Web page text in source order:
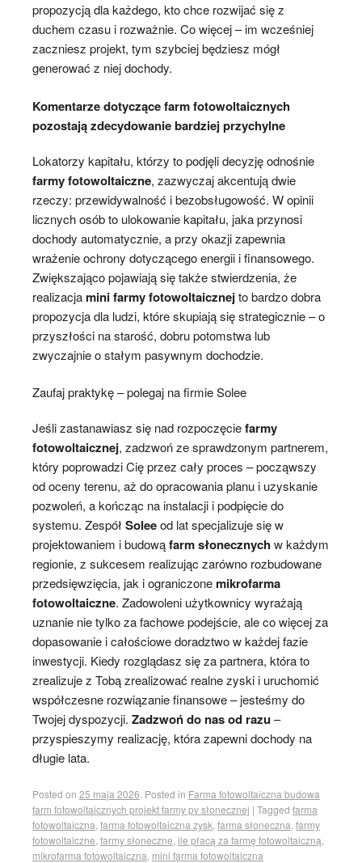
propozycją dla każdego, kto chce rozwijać się z
duchem czasu i rozważnie. Co więcej – im wcześniej
zaczniesz projekt, tym szybciej będziesz mógł
generować z niej dochody.
Komentarze dotyczące farm fotowoltaicznych
pozostają zdecydowanie bardziej przychylne
Lokatorzy kapitału, którzy to podjęli decyzję odnośnie
farmy fotowoltaiczne, zazwyczaj akcentują dwie
rzeczy: przewidywalność i bezobsługowość. W opinii
licznych osób to ulokowanie kapitału, jaka przynosi
dochody automatycznie, a przy okazji zapewnia
wrażenie ochrony dotyczącego energii i finansowego.
Zwiększająco pojawiają się także stwierdzenia, że
realizacjamini farmy fotowoltaicznejto bardzo dobra
propozycja dla ludzi, które skupiają się strategicznie – o
przyszłości na starość, dobru potomstwa lub
zwyczajnie o stałym pasywnym dochodzie.
Zaufaj praktykę – polegaj na firmie Solee
Jeśli zastanawiasz się nad rozpoczęciefarmy
fotowoltaicznej, zadzwoń ze sprawdzonym partnerem,
który poprowadzi Cię przez cały proces – począwszy
od oceny terenu, aż do opracowania planu i uzyskanie
pozwoleń, a kończąc na instalacji i podpięcie do
systemu. Zespół Soleeod lat specjalizuje się w
projektowaniem i budowąfarm słonecznychw każdym
regionie, z sukcesem realizując zarówno rozbudowane
przedsięwzięcia, jak i ograniczonemikrofarma
fotowoltaiczne. Zadowoleni użytkownicy wyrażają
uznanie nie tylko za fachowe podejście, ale co więcej za
dopasowanie i całościowe doradztwo w każdej fazie
inwestycji. Kiedy rozglądasz się za partnera, która to
zrealizuje z Tobą zrealizować realne zyski i uruchomić
współczesne rozwiązanie finansowe – jesteśmy do
Twojej dyspozycji. Zadzwoń do nas od razu–
przyspieszymy realizację, która zapewni dochody na
długie lata.
Posted on 25 maja 2026 Posted in Farma fotowoltaiczna budowa
farm fotowoltaicznych projekt farmy pv słonecznej | Tagged farma
fotowoltaiczna farma fotowoltaiczna zysk farma słoneczna farmy
fotowoltaiczne farmy słoneczne ile płacą za farmę fotowoltaiczną
mikrofarma fotowoltaiczna mini farma fotowoltaiczna